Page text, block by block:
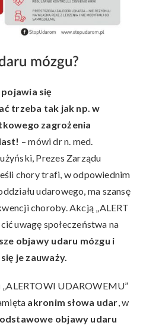
mózgu?
się
trzeba tak jak np. w
zagrożenia
– mówi dr n. med.
Prezes Zarządu
chory trafi, w odpowiednim
udarowego, ma szansę
choroby. Akcją „ALERT
uwagę społeczeństwa na
objawy udaru mózgu i
je zauważy.
UDAROWEMU”
akronim słowa udar, w
objawy udaru